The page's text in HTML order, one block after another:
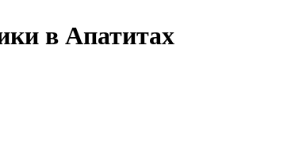
в Апатитах